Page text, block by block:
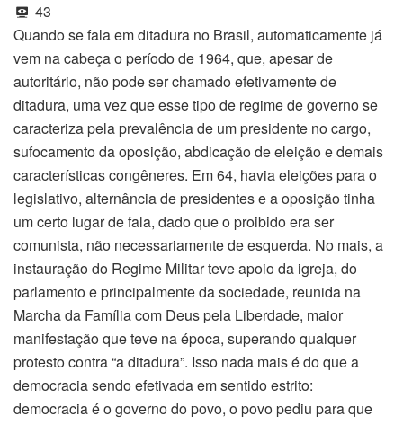
43
Quando se fala em ditadura no Brasil, automaticamente já
vem na cabeça o período de 1964, que, apesar de
autoritário, não pode ser chamado efetivamente de
ditadura, uma vez que esse tipo de regime de governo se
caracteriza pela prevalência de um presidente no cargo,
sufocamento da oposição, abdicação de eleição e demais
características congêneres. Em 64, havia eleições para o
legislativo, alternância de presidentes e a oposição tinha
um certo lugar de fala, dado que o proibido era ser
comunista, não necessariamente de esquerda. No mais, a
instauração do Regime Militar teve apoio da igreja, do
parlamento e principalmente da sociedade, reunida na
Marcha da Família com Deus pela Liberdade, maior
manifestação que teve na época, superando qualquer
protesto contra “a ditadura”. Isso nada mais é do que a
democracia sendo efetivada em sentido estrito:
democracia é o governo do povo, o povo pediu para que